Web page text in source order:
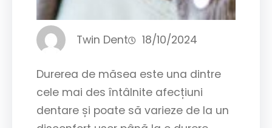
Twin Dent 18/10/2024
Durerea de măsea este una dintre
cele mai des întâlnite afecțiuni
dentare și poate să varieze de la un